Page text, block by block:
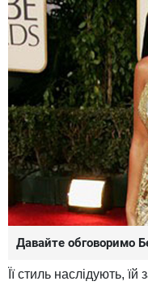
Давайте обговоримо
Її стиль наслідують,